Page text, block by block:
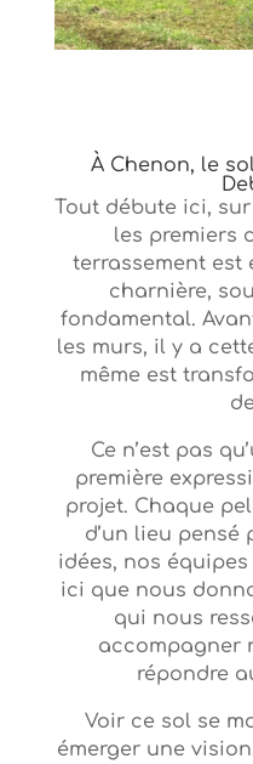
À Chenon, le
Tout débute ici,
les premiers
terrassement est
charnière,
fondamental.
les murs, il y a
même est
Ce n’est pas
première
projet. Chaque
d’un lieu pensé
idées, nos équipes
ici que nous
qui nous
accompagner
répondre
Voir ce sol se
émerger une